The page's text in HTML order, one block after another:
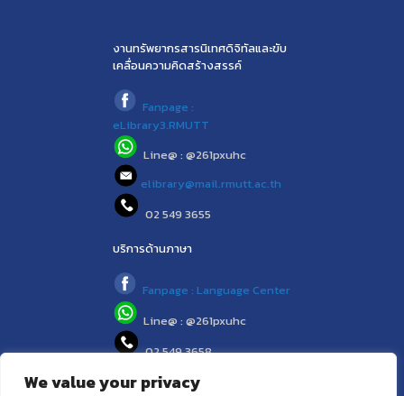
We value your privacy
งานทรัพยากรสารนิเทศดิจิทัลและขับ
เคลื่อนความคิดสร้างสรรค์
Fanpage :
eLibrary3.RMUTT
Line@ : @261pxuhc
elibrary@mail.rmutt.ac.th
02 549 3655
บริการด้านภาษา
Fanpage : Language Center
Line@ : @261pxuhc
02 549 3658